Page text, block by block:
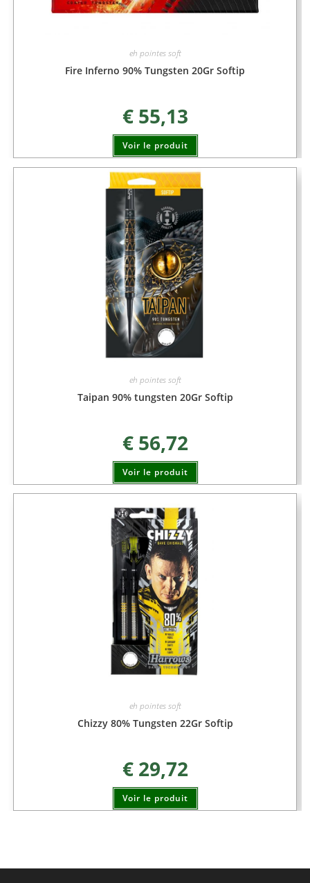
eh pointes soft
Fire Inferno 90% Tungsten 20Gr Softip
€55,13
Voir le produit
eh pointes soft
Taipan 90% tungsten 20Gr Softip
€56,72
Voir le produit
eh pointes soft
Chizzy 80% Tungsten 22Gr Softip
€29,72
Voir le produit